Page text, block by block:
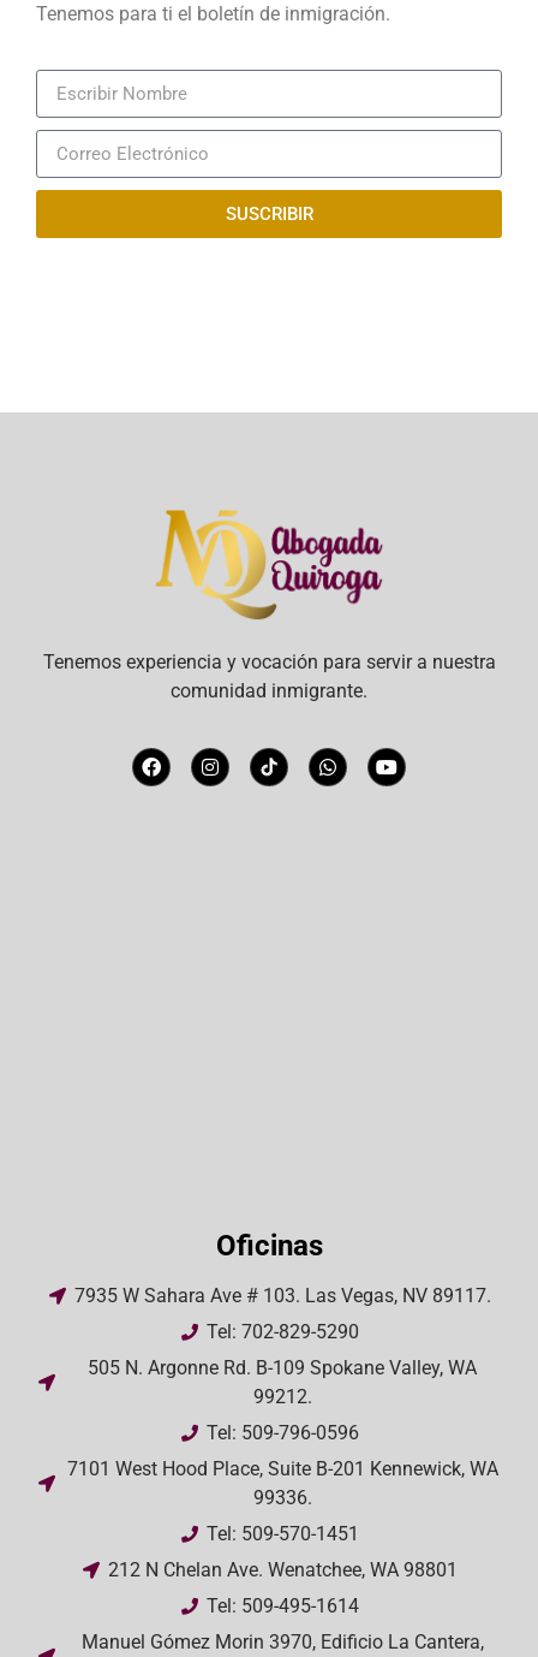
Tenemos para ti el boletín de inmigración.
SUSCRIBIR
Tenemos experiencia y vocación para servir a nuestra
comunidad inmigrante.
Oficinas
7935 W Sahara Ave # 103. Las Vegas, NV 89117.
Tel: 702-829-5290
505 N. Argonne Rd. B-109 Spokane Valley, WA
99212.
Tel: 509-796-0596
7101 West Hood Place, Suite B-201 Kennewick, WA
99336.
Tel: 509-570-1451
212 N Chelan Ave. Wenatchee, WA 98801
Tel: 509-495-1614
Manuel Gómez Morin 3970, Edificio La Cantera,